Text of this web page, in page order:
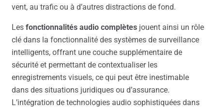
vent, au trafic ou à d’autres distractions de fond.
Les fonctionnalités audio complètes jouent ainsi un rôle
clé dans la fonctionnalité des systèmes de surveillance
intelligents, offrant une couche supplémentaire de
sécurité et permettant de contextualiser les
enregistrements visuels, ce qui peut être inestimable
dans des situations juridiques ou d’assurance.
L’intégration de technologies audio sophistiquées dans